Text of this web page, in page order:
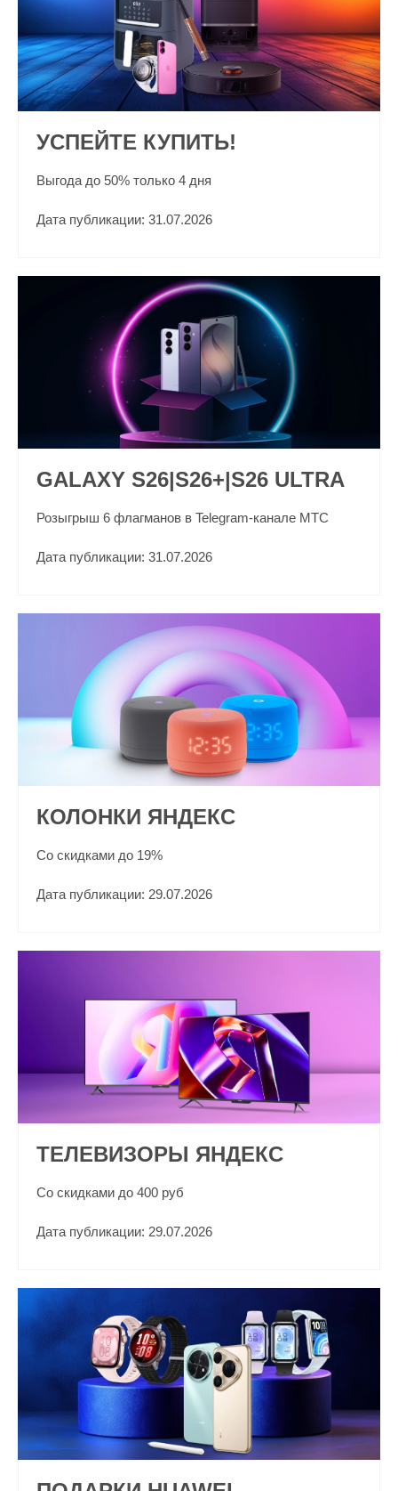
УСПЕЙТЕ КУПИТЬ!
Выгода до 50% только 4 дня
Дата публикации: 31.07.2026
GALAXY S26|S26+|S26 ULTRA
Розыгрыш 6 флагманов в Telegram-канале МТС
Дата публикации: 31.07.2026
КОЛОНКИ ЯНДЕКС
Со скидками до 19%
Дата публикации: 29.07.2026
ТЕЛЕВИЗОРЫ ЯНДЕКС
Со скидками до 400 руб
Дата публикации: 29.07.2026